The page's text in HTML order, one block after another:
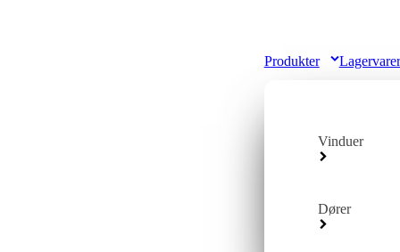
Produkter Lagervarer
Vinduer
Dører
Venska